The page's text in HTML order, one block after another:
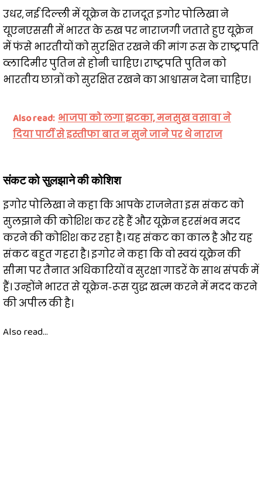
उधर, नई दिल्ली में यूक्रेन के राजदूत इगोर पोलिखा ने
यूएनएससी में भारत के रुख पर नाराजगी जताते हुए यूक्रेन
में फंसे भारतीयों को सुरक्षित रखने की मांग रूस के राष्ट्रपति
व्लादिमीर पुतिन से होनी चाहिए। राष्ट्रपति पुतिन को
भारतीय छात्रों को सुरक्षित रखने का आश्वासन देना चाहिए।
Also read: भाजपा को लगा झटका, मनसुख वसावा ने
दिया पार्टी से इस्तीफा बात न सुने जाने पर थे नाराज
संकट को सुलझाने की कोशिश
इगोर पोलिखा ने कहा कि आपके राजनेता इस संकट को
सुलझाने की कोशिश कर रहे हैं और यूक्रेन हरसंभव मदद
करने की कोशिश कर रहा है। यह संकट का काल है और यह
संकट बहुत गहरा है। इगोर ने कहा कि वो स्वयं यूक्रेन की
सीमा पर तैनात अधिकारियों व सुरक्षा गाडरें के साथ संपर्क में
हैं। उन्होंने भारत से यूक्रेन-रूस युद्ध खत्म करने में मदद करने
की अपील की है।
Also read...